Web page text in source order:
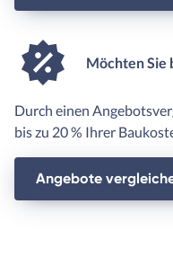
Möchten Sie
Durch einen
bis zu 20 % Ihrer
Angebote